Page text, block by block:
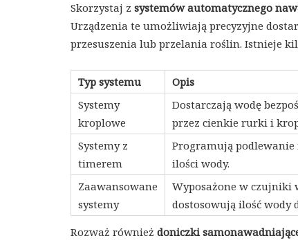
Skorzystaj z systemów automatycznego
Urządzenia te umożliwiają precyzyjne
przesuszenia lub przelania roślin. Istnieje
Typ systemu Opis
Systemy
kroplowe
Dostarczają wodę
przez cienkie rurki i
Systemy z
timerem
Programują
ilości wody.
Zaawansowane
systemy
Wyposażone w czujniki
dostosowują ilość wody
Rozważ również doniczki